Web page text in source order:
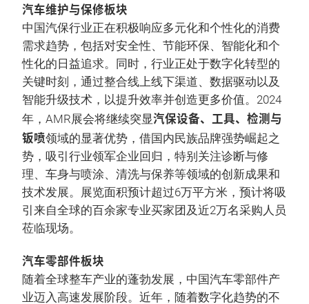
汽车维护与保修板块
中国汽保行业正在积极响应多元化和个性化的消费
需求趋势，包括对安全性、节能环保、智能化和个
性化的日益追求。同时，行业正处于数字化转型的
关键时刻，通过整合线上线下渠道、数据驱动以及
智能升级技术，以提升效率并创造更多价值。2024
年，AMR展会将继续突显汽保设备、工具、检测与
钣喷领域的显著优势，借国内民族品牌强势崛起之
势，吸引行业领军企业回归，特别关注诊断与修
理、车身与喷涂、清洗与保养等领域的创新成果和
技术发展。展览面积预计超过6万平方米，预计将吸
引来自全球的百余家专业买家团及近2万名采购人员
莅临现场。
汽车零部件板块
随着全球整车产业的蓬勃发展，中国汽车零部件产
业迈入高速发展阶段。近年，随着数字化趋势的不